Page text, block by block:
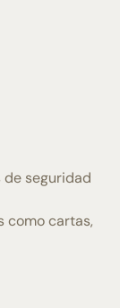
de seguridad
como cartas,